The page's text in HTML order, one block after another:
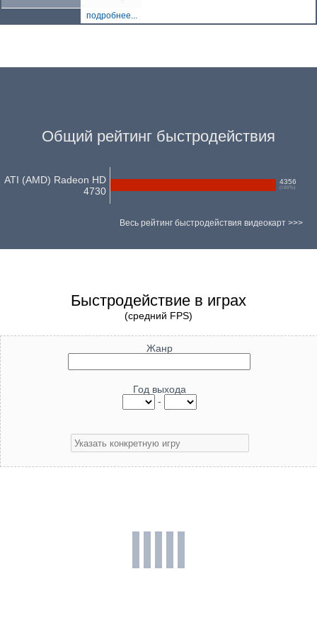
подробнее...
Общий рейтинг быстродействия
ATI (AMD) Radeon HD
4730
4356
(100 %)
Весь рейтинг быстродействия видеокарт >>>
Быстродействие в играх
(средний FPS)
Жанр
Год выхода
-